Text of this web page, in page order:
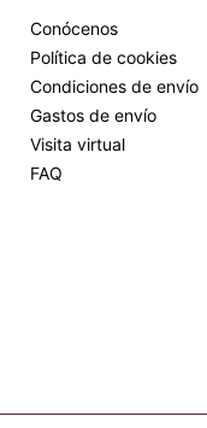
Conócenos
Política de cookies
Condiciones de envío
Gastos de envío
Visita virtual
FAQ